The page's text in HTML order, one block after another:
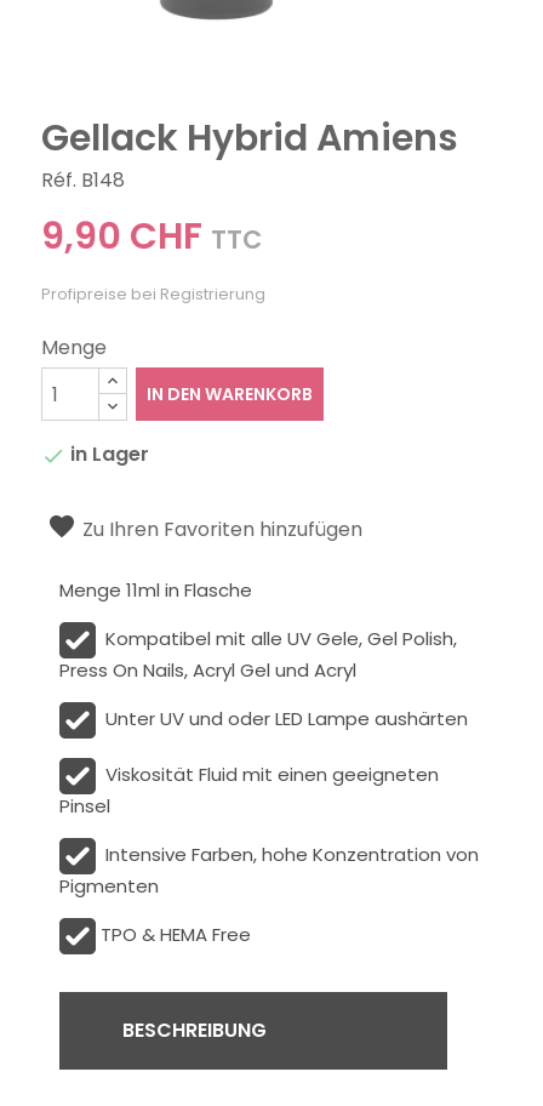
Gellack Hybrid Amiens
Réf. B148
9,90 CHF TTC
Profipreise bei Registrierung
Menge
IN DEN WARENKORB
 in Lager
Zu Ihren Favoriten hinzufügen
Menge 11ml in Flasche
Kompatibel mit alle UV Gele, Gel Polish,
Press On Nails, Acryl Gel und Acryl
Unter UV und oder LED Lampe aushärten
ViskositätFluid mit einen geeigneten
Pinsel
Intensive Farben, hohe Konzentration von
Pigmenten
TPO & HEMA Free
BESCHREIBUNG